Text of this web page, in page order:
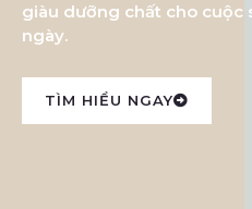
giàu dưỡng chất cho cuộc
ngày.
TÌM HIỂU NGAY